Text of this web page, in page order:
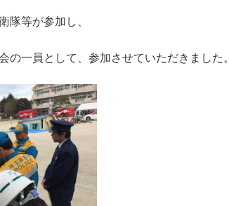
隊等が参加し、
の一員として、参加させていただきました。